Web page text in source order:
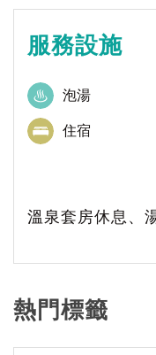
服務設施
泡湯
住宿
溫泉套房休息、
熱門標籤